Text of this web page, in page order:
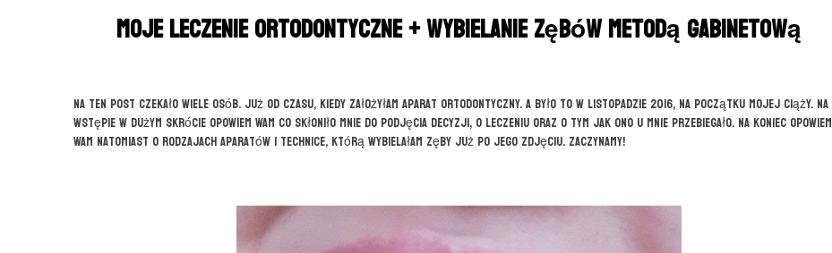
Moje leczenie ortodontyczne + wybielanie zębów metodą gabinetową
Na ten post czekało wiele osób. Już od czasu, kiedy założyłam aparat ortodontyczny. A było to w listopadzie 2016, na początku mojej ciąży. Na
wstępie w dużym skrócie opowiem Wam co skłoniło mnie do podjęcia decyzji, o leczeniu oraz o tym jak ono u mnie przebiegało. Na koniec opowiem
Wam natomiast o rodzajach aparatów i technice, którą wybielałam zęby już po jego zdjęciu. Zaczynamy!